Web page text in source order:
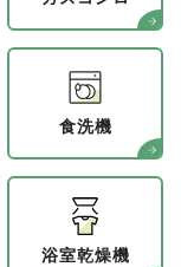
食洗機
浴室乾燥機